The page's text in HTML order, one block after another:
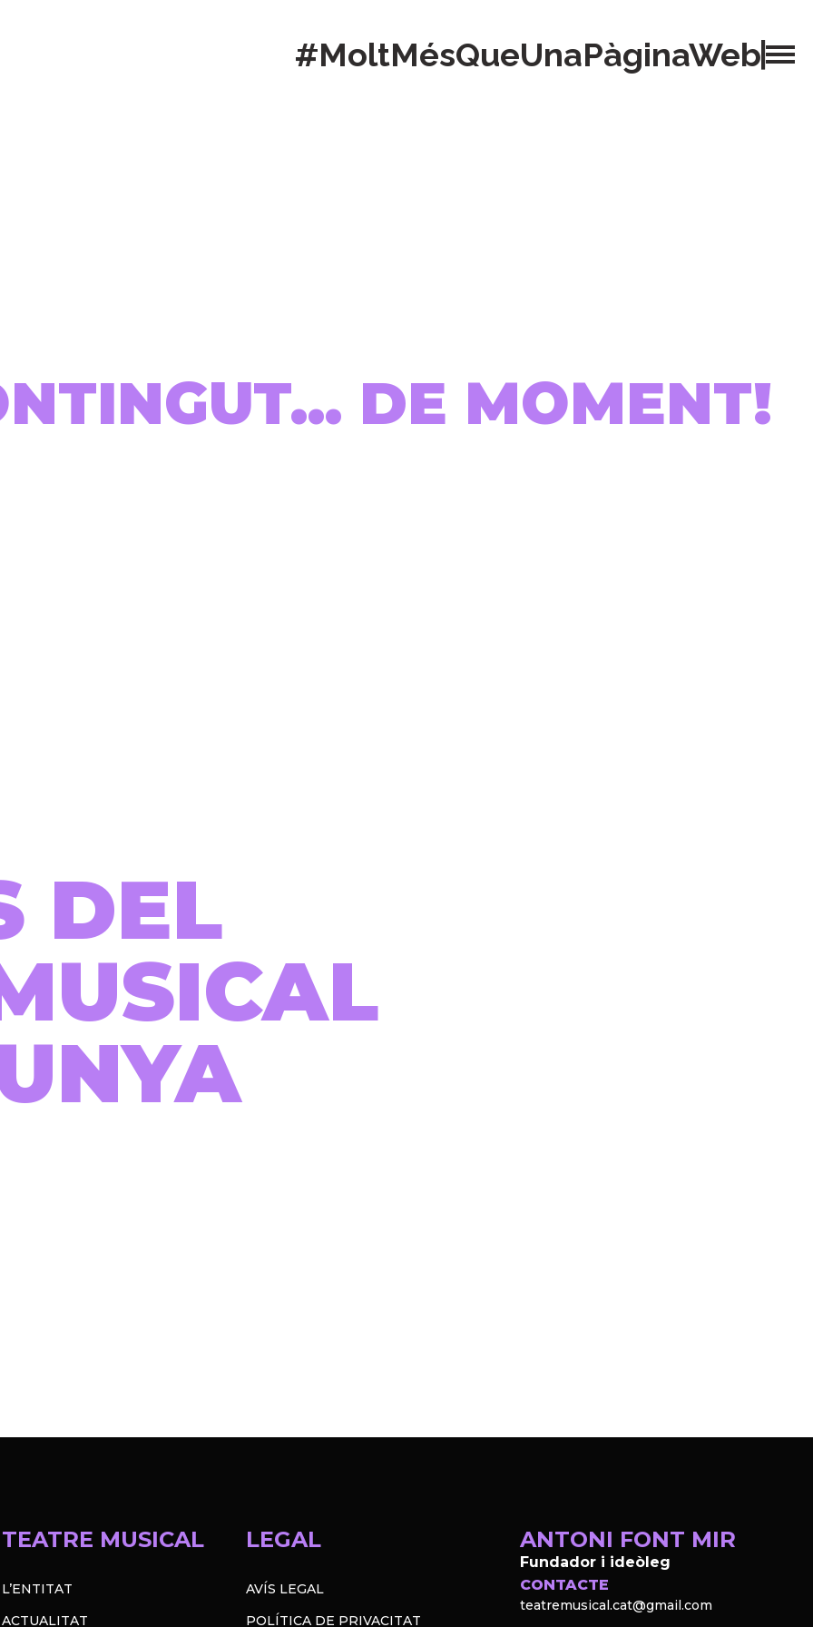
#MoltMésQueUnaPàginaWeb
DE MOMENT!
DEL
TEATRE MUSICAL
L’ENTITAT
ACTUALITAT
LEGAL
AVÍS LEGAL
POLÍTICA DE PRIVACITAT
ANTONI FONT MIR
Fundador i ideòleg
CONTACTE
teatremusical.cat@gmail.com